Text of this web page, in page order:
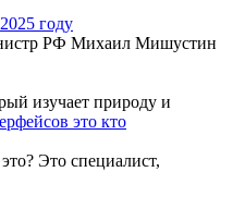
году
РФ Михаил Мишустин
изучает природу и
Это специалист,